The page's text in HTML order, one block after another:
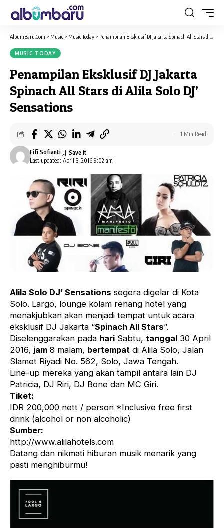
AlbumBaru.Com > Music > Music Today > Penampilan Eksklusif DJ Jakarta Spinach All Stars di Alila Solo DJ’ Sensations
MUSIC TODAY
Penampilan Eksklusif DJ Jakarta
Spinach All Stars di Alila Solo DJ’
Sensations
Last updated: April 3, 2016 9:02 am
Fifi Sofianti
1 Min Read
Alila Solo DJ’ Sensations segera digelar di Kota
Solo. Largo, lounge kolam renang hotel yang
menakjubkan akan menjadi tempat untuk acara
eksklusif DJ Jakarta “Spinach All Stars”.
Diselenggarakan pada hari Sabtu, tanggal 30 April
2016, jam 8 malam, bertempat di Alila Solo, Jalan
Slamet Riyadi No. 562, Solo, Jawa Tengah.
Line-up mereka yang akan tampil antara lain DJ
Patricia, DJ Riri, DJ Bone dan MC Giri.
Tiket:
IDR 200,000 nett / person *Inclusive free first
drink (alcohol or non alcoholic)
Sumber:
http://www.alilahotels.com
Datang dan nikmati hiburan musik menarik yang
pasti menghiburmu!